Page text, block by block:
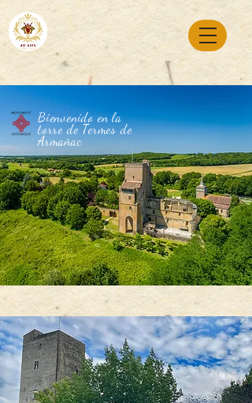
Bienvenido en la
torre de Termes de
Armañac